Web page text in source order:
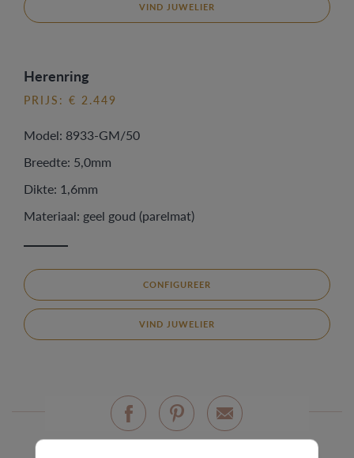
VIND JUWELIER
Herenring
PRIJS: € 2.449
Model: 8933-GM/50
Breedte: 5,0mm
Dikte: 1,6mm
Materiaal: geel goud (parelmat)
CONFIGUREER
VIND JUWELIER